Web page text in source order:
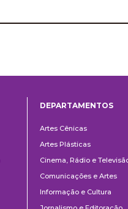
DEPARTAMENTOS
Artes Cênicas
Artes Plásticas
Cinema, Rádio e
Comunicações e Artes
Informação e Cultura